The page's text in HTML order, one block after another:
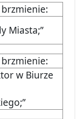
Miasta;”
w Biurze